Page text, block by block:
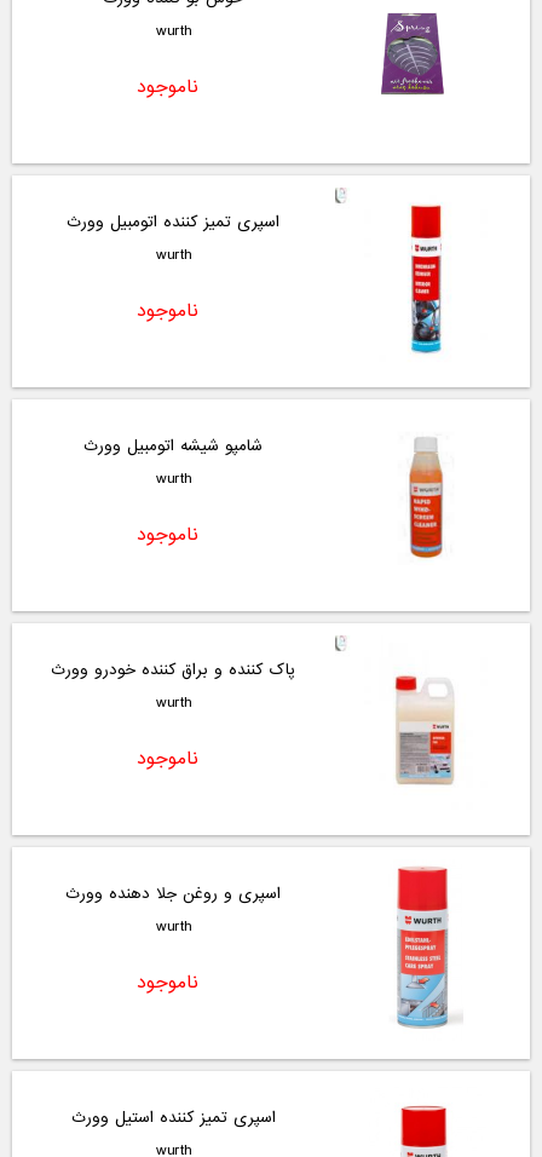
wurth
ناموجود
اسپری تمیز کننده اتومبیل وورث
wurth
ناموجود
شامپو شیشه اتومبیل وورث
wurth
ناموجود
پاک کننده و براق کننده خودرو وورث
wurth
ناموجود
اسپری و روغن جلا دهنده وورث
wurth
ناموجود
اسپری تمیز کننده استیل وورث
wurth